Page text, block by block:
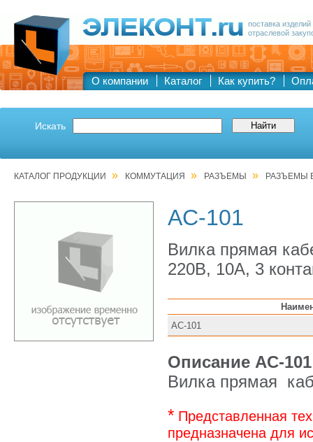
поставка
отраслевой
О компании Каталог Как купить?
Искать
КАТАЛОГ ПРОДУКЦИИ » КОММУТАЦИЯ » РАЗЪЕМЫ » РАЗЪЕМЫ
AC-101
Вилка прямая
220В, 10А, 3
AC-101
Описание AC-101
Вилка прямая
* Представленная
предназначена для